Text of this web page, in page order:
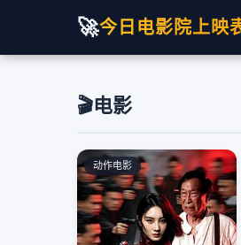
🚀今日电影院上映
🎬电影
动作电影